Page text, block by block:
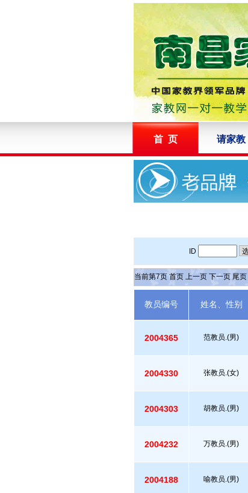
首 页 请家教
ID
当前第7页 首页 上一页 下一页 尾页
教员编号 姓名、性别
2004365 范教员.(男)
2004330 张教员.(女)
2004303 胡教员.(男)
2004232 万教员.(男)
2004188 喻教员.(男)